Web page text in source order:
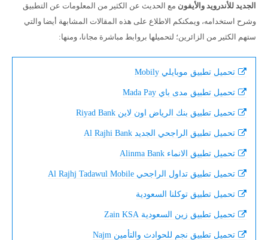
الجديد للأندرويد والأيفون مع الحديث عن الكثير من المعلومات عن التطبيق
وشرح استخدامه، ويمكنكم الاطلاع على هذه المقالات المشابهة أيضا والتي
ستهم الكثير من الزائرين؛ لتحميلها بروابط مباشرة مجانا، ومنها:
تحميل تطبيق موبايلي Mobily
تحميل تطبيق مدى باي Mada Pay
تحميل تطبيق بنك الرياض اون لاين Riyad Bank
تحميل تطبيق الراجحي الجديد Al Rajhi Bank
تحميل تطبيق الانماء Alinma Bank
تحميل تطبيق تداول الراجحي Al Rajhj Tadawul Mobile
تحميل تطبيق توكلنا السعودية
تحميل تطبيق زين السعودية Zain KSA
تحميل تطبيق نجم للحوادث والتأمين Najm